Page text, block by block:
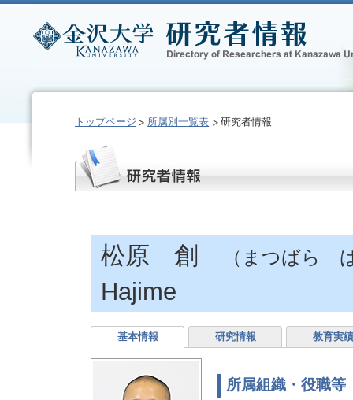
トップページ 所属別一覧表 研究者情報
松原 創 （まつばら
Hajime
基本情報 研究情報 教育実績
所属組織・役職等